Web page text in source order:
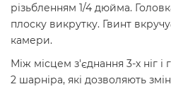
різьбленням 1/4 дюйма.
плоску викрутку. Гвинт
камери.
Між місцем з'єднання 3-х ніг
2 шарніра, які дозволяють